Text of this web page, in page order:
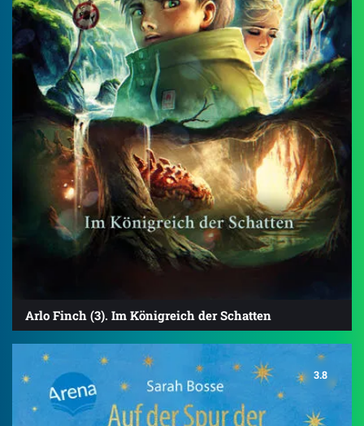
Arlo Finch (3). Im Königreich der Schatten
3.8